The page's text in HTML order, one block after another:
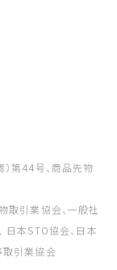
第44号、商品先物
取引業協会、一般社
本STO協会、日本
取引業協会